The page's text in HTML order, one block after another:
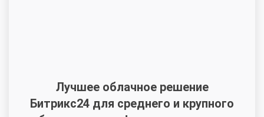
Лучшее облачное решение
Битрикс24 для среднего и крупного